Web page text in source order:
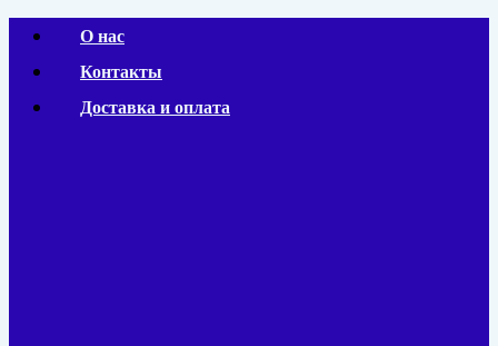
Перейти
содержимому
О нас
Контакты
Доставка и оплата